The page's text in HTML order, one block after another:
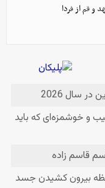
و قم از فردا